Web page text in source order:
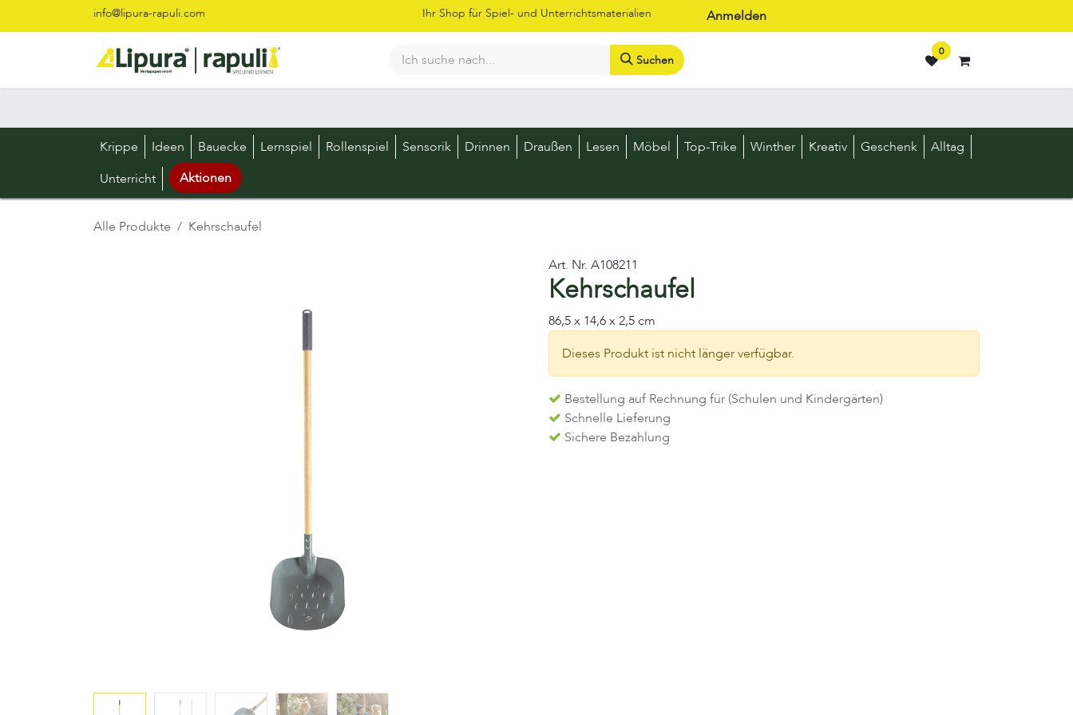
Zum Inhalt springeninfo@lipura-rapuli.com Ihr Shop für Spiel- und Unterrichtsmaterialien Anmelden
Suchen
0
Krippe Ideen Bauecke Lernspiel Rollenspiel Sensorik Drinnen Draußen Lesen Möbel Top-Trike Winther Kreativ Geschenk
Alltag
Unterricht
Aktionen
Alle Produkte Kehrschaufel
Art. Nr. A108211
Kehrschaufel
86,5 x 14,6 x 2,5 cm
Dieses Produkt ist nicht länger verfügbar.
Bestellung auf Rechnung für (Schulen und Kindergärten)
Schnelle Lieferung
Sichere Bezahlung